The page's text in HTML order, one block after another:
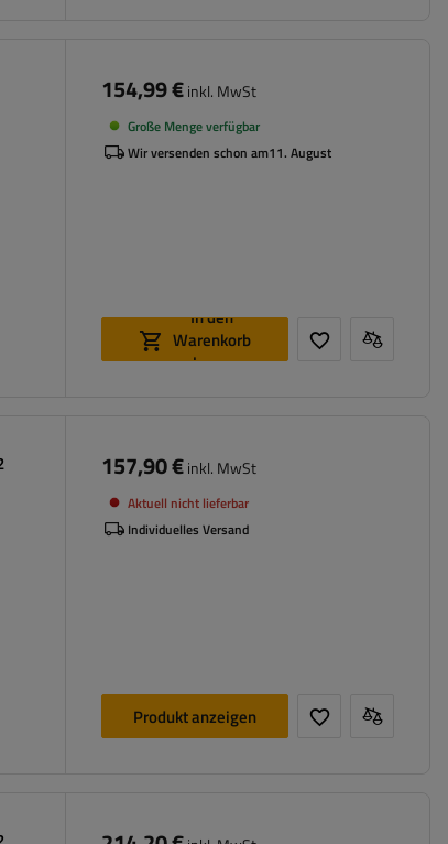
154,99 €inkl. MwSt
Große Menge verfügbar
Wir versenden schon am11. August
In den
Warenkorb
legen
157,90 €inkl. MwSt
Aktuell nicht lieferbar
Individuelles Versand
Produkt anzeigen